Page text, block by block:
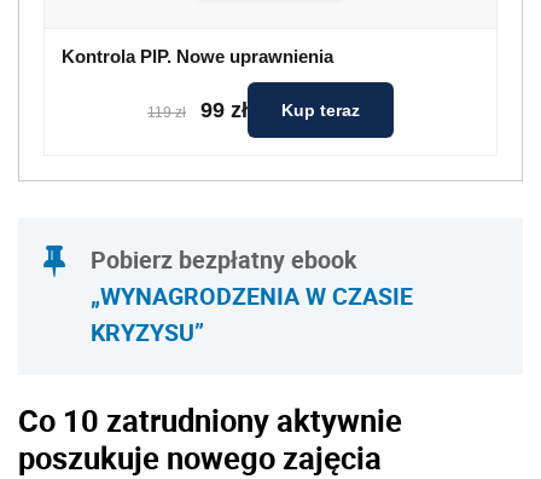
Kontrola PIP. Nowe uprawnienia
119 zł 99 zł Kup teraz
Pobierz bezpłatny ebook
„WYNAGRODZENIA W CZASIE
KRYZYSU”
Co 10 zatrudniony aktywnie
poszukuje nowego zajęcia